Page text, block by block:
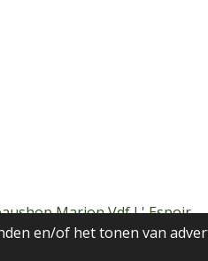
en/of het tonen van
Marion Vdf L' Espoir